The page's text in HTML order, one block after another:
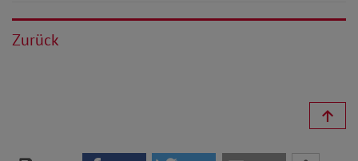
Zurück